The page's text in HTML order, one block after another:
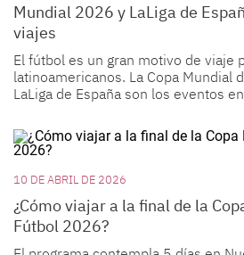
Mundial 2026 y LaLiga de
viajes
El fútbol es un gran motivo de viaje
latinoamericanos. La Copa Mundial
LaLiga de España son los eventos
10 DE ABRIL DE 2026
¿Cómo viajar a la final de la
Fútbol 2026?